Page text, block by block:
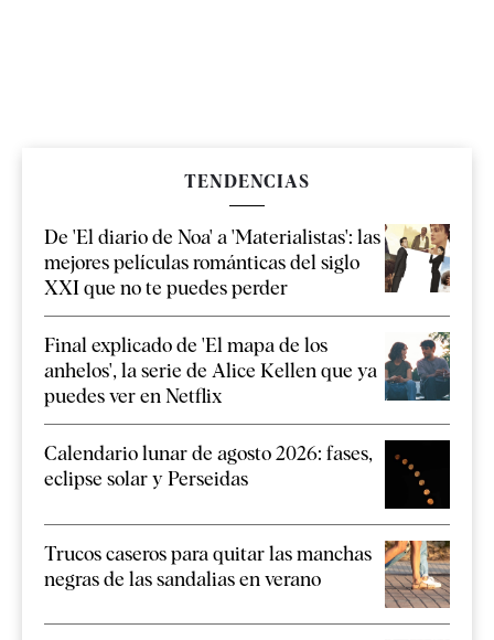
TENDENCIAS
De 'El diario de Noa' a 'Materialistas': las
mejores películas románticas del siglo
XXI que no te puedes perder
Final explicado de 'El mapa de los
anhelos', la serie de Alice Kellen que ya
puedes ver en Netflix
Calendario lunar de agosto 2026: fases,
eclipse solar y Perseidas
Trucos caseros para quitar las manchas
negras de las sandalias en verano